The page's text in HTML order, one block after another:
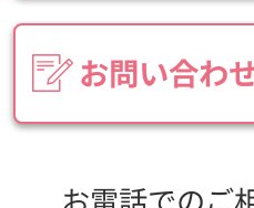
お問い合わ